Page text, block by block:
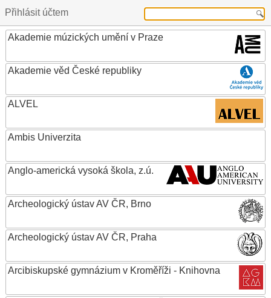
Přihlásit účtem
Akademie múzických umění v Praze
Akademie věd České republiky
ALVEL
Ambis Univerzita
Anglo-americká vysoká škola, z.ú.
Archeologický ústav AV ČR, Brno
Archeologický ústav AV ČR, Praha
Arcibiskupské gymnázium v Kroměříži - Knihovna